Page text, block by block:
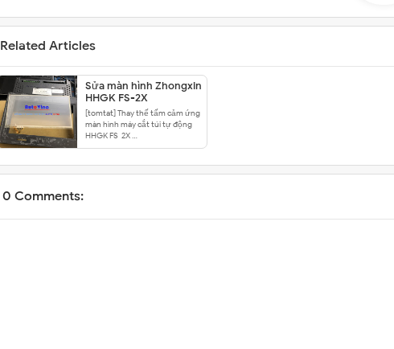
Related Articles
Sửa màn hình Zhongxin
HHGK FS-2X
[tomtat] Thay thế tấm cảm ứng
màn hình máy cắt túi tự động
HHGK FS-2X …
0 Comments: